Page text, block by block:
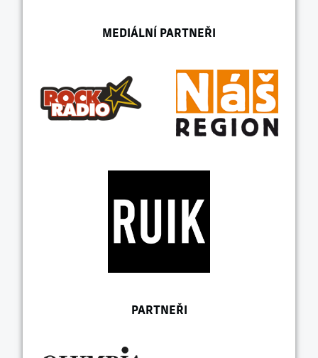
MEDIÁLNÍ PARTNEŘI
PARTNEŘI